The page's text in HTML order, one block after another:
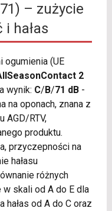
– zużycie
hałas
ogumienia (UE
2
wynik: C/ B/71 dB-
na oponach, znana z
AGD/RTV,
produktu.
przyczepności na
hałasu
różnych
skali od A do E dla
hałas od A do C oraz